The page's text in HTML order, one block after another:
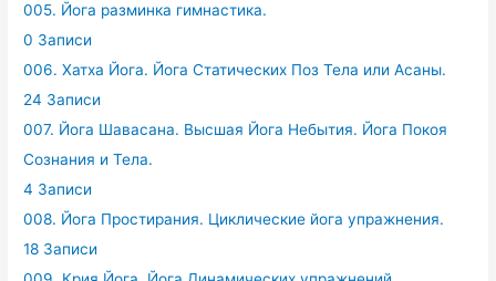
005. Йога разминка гимнастика.
0 Записи
006. Хатха Йога. Йога Статических Поз Тела или Асаны.
24 Записи
007. Йога Шавасана. Высшая Йога Небытия. Йога Покоя
Сознания и Тела.
4 Записи
008. Йога Простирания. Циклические йога упражнения.
18 Записи